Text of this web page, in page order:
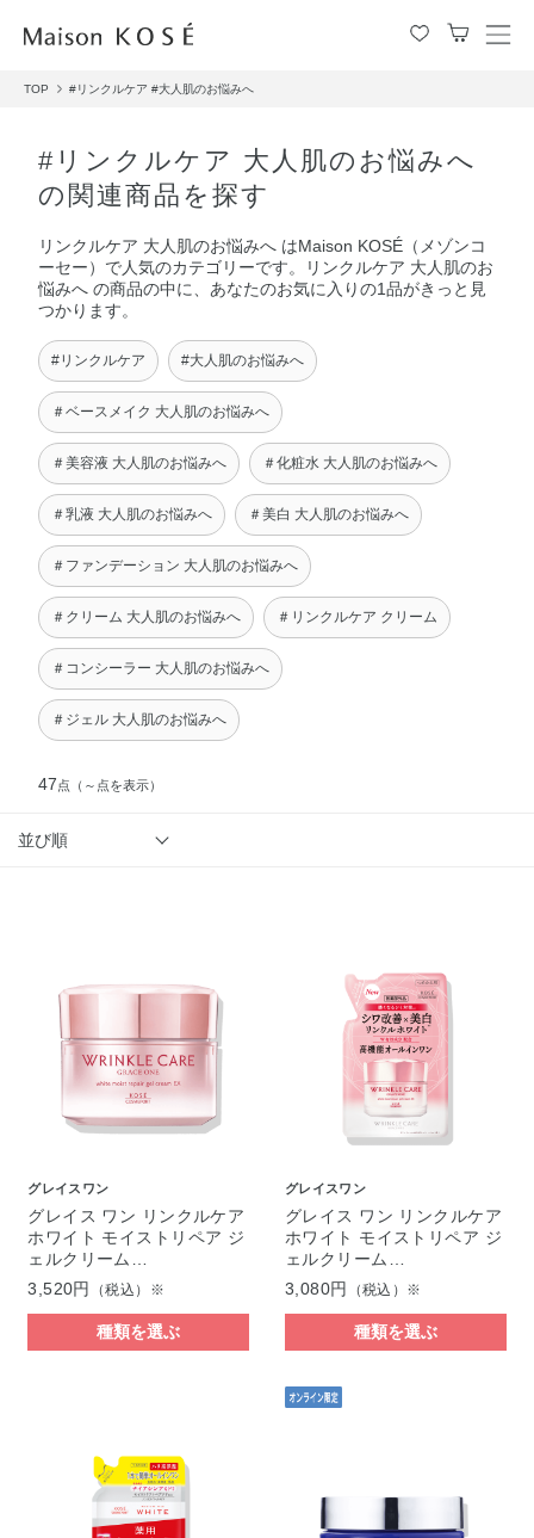
メ
TOP #リンクルケア #大人肌のお悩みへ
#リンクルケア 大人肌のお悩みへ
の関連商品を探す
リンクルケア 大人肌のお悩みへ はMaison KOSÉ（メゾンコ
ーセー）で人気のカテゴリーです。リンクルケア 大人肌のお
悩みへ の商品の中に、あなたのお気に入りの1品がきっと見
つかります。
#リンクルケア #大人肌のお悩みへ
＃ベースメイク 大人肌のお悩みへ
＃美容液 大人肌のお悩みへ ＃化粧水 大人肌のお悩みへ
＃乳液 大人肌のお悩みへ ＃美白 大人肌のお悩みへ
＃ファンデーション 大人肌のお悩みへ
＃クリーム 大人肌のお悩みへ ＃リンクルケア クリーム
＃コンシーラー 大人肌のお悩みへ
＃ジェル 大人肌のお悩みへ
47点 （～点を表示）
並び順
グレイスワン
グレイス ワン リンクルケア
ホワイト モイストリペア ジ
ェルクリーム…
3,520円
（税込）※
種類を選ぶ
グレイスワン
グレイス ワン リンクルケア
ホワイト モイストリペア ジ
ェルクリーム…
3,080円
（税込）※
種類を選ぶ